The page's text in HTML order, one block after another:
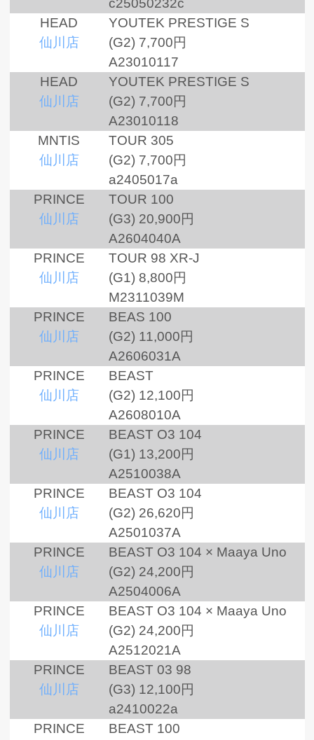
c25050232c
HEAD
仙川店
YOUTEK PRESTIGE S
(G2) 7,700円
A23010117
HEAD
仙川店
YOUTEK PRESTIGE S
(G2) 7,700円
A23010118
MNTIS
仙川店
TOUR 305
(G2) 7,700円
a2405017a
PRINCE
仙川店
TOUR 100
(G3) 20,900円
A2604040A
PRINCE
仙川店
TOUR 98 XR-J
(G1) 8,800円
M2311039M
PRINCE
仙川店
BEAS 100
(G2) 11,000円
A2606031A
PRINCE
仙川店
BEAST
(G2) 12,100円
A2608010A
PRINCE
仙川店
BEAST O3 104
(G1) 13,200円
A2510038A
PRINCE
仙川店
BEAST O3 104
(G2) 26,620円
A2501037A
PRINCE
仙川店
BEAST O3 104 × Maaya Uno
(G2) 24,200円
A2504006A
PRINCE
仙川店
BEAST O3 104 × Maaya Uno
(G2) 24,200円
A2512021A
PRINCE
仙川店
BEAST 03 98
(G3) 12,100円
a2410022a
PRINCE
BEAST 100